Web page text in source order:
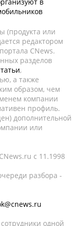
(продукта или
редактором
CNews.
разделов
,
а также
образом, чем
компании
профиль.
дополнительной
или
c 11.1998
разбора -
одной